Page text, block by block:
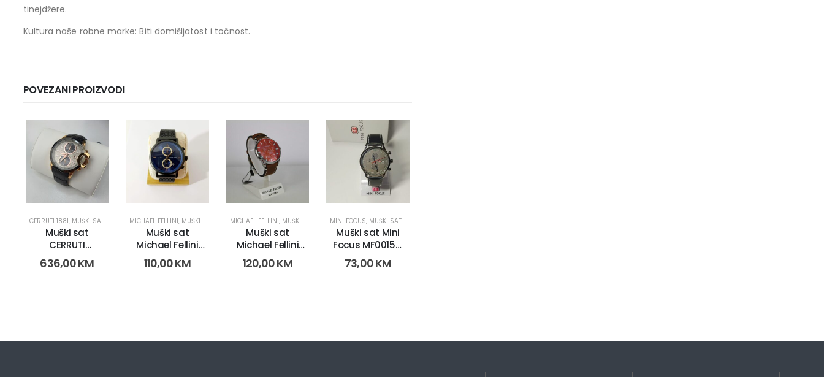
tinejdžere.
Kultura naše robne marke: Biti domišljatost i točnost.
POVEZANI PROIZVODI
CERRUTI 1881, MUŠKI SATOVI
Muški sat
CERRUTI
7630010265965
(8097)
636,00KM
MICHAEL FELLINI, MUŠKI SATOVI
Muški sat
Michael Fellini
2238 (11381-7)
110,00KM
MICHAEL FELLINI, MUŠKI SATOVI
Muški sat
Michael Fellini
2224 (3026-5)
120,00KM
MINI FOCUS, MUŠKI SATOVI
Muški sat Mini
Focus MF0015G
(9186 -1)
73,00KM